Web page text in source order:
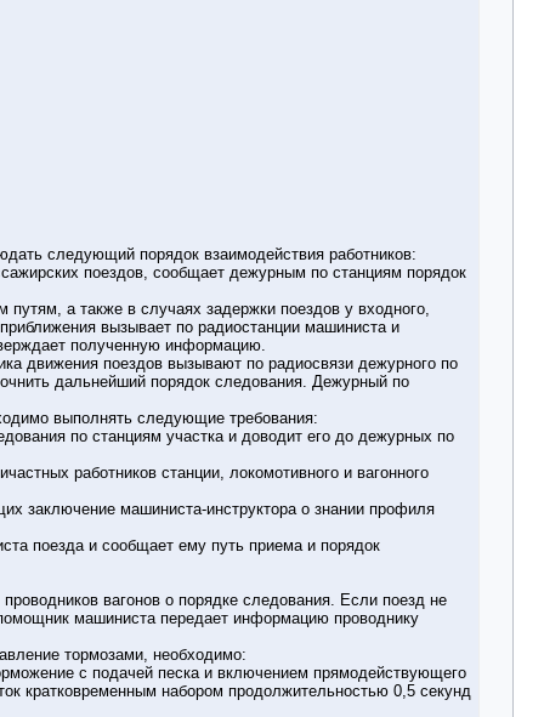
следующий порядок взаимодействия работников:
поездов, сообщает дежурным по станциям порядок
а также в случаях задержки поездов у входного,
вызывает по радиостанции машиниста и
полученную информацию.
движения поездов вызывают по радиосвязи дежурного по
дальнейший порядок следования. Дежурный по
выполнять следующие требования:
по станциям участка и доводит его до дежурных по
работников станции, локомотивного и вагонного
заключение машиниста-инструктора о знании профиля
поезда и сообщает ему путь приема и порядок
вагонов о порядке следования. Если поезд не
машиниста передает информацию проводнику
тормозами, необходимо:
с подачей песка и включением прямодействующего
кратковременным набором продолжительностью 0,5 секунд